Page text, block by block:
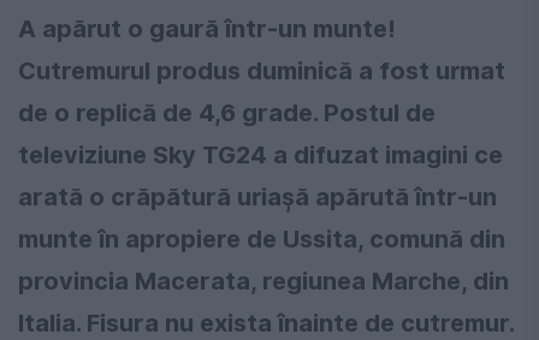
A apărut o gaură într-un munte!
Cutremurul produs duminică a fost urmat
de o replică de 4,6 grade. Postul de
televiziune Sky TG24 a difuzat imagini ce
arată o crăpătură uriaşă apărută într-un
munte în apropiere de Ussita, comună din
provincia Macerata, regiunea Marche, din
Italia. Fisura nu exista înainte de cutremur.